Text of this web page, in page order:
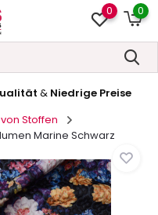
0 0
Preise
Stoffen
Marine Schwarz